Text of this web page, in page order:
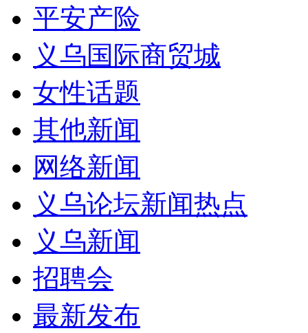
平安产险
义乌国际商贸城
女性话题
其他新闻
网络新闻
义乌论坛新闻热点
义乌新闻
招聘会
最新发布